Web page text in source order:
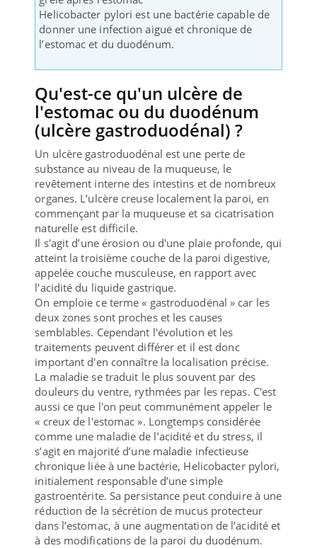
Helicobacter pylori est une bactérie capable de
donner une infection aiguë et chronique de
l’estomac et du duodénum.
Qu'est-ce qu'un ulcère de
l'estomac ou du duodénum
(ulcère gastroduodénal) ?
Un ulcère gastroduodénal est une perte de
substance au niveau de la muqueuse, le
revêtement interne des intestins et de nombreux
organes. L’ulcère creuse localement la paroi, en
commençant par la muqueuse et sa cicatrisation
naturelle est difficile.
Il s'agit d’une érosion ou d'une plaie profonde, qui
atteint la troisième couche de la paroi digestive,
appelée couche musculeuse, en rapport avec
l'acidité du liquide gastrique.
On emploie ce terme « gastroduodénal » car les
deux zones sont proches et les causes
semblables. Cependant l'évolution et les
traitements peuvent différer et il est donc
important d'en connaître la localisation précise.
La maladie se traduit le plus souvent par des
douleurs du ventre, rythmées par les repas. C'est
aussi ce que l'on peut communément appeler le
« creux de l'estomac ». Longtemps considérée
comme une maladie de l’acidité et du stress, il
s’agit en majorité d’une maladie infectieuse
chronique liée à une bactérie, Helicobacter pylori,
initialement responsable d’une simple
gastroentérite. Sa persistance peut conduire à une
réduction de la sécrétion de mucus protecteur
dans l’estomac, à une augmentation de l’acidité et
à des modifications de la paroi du duodénum.